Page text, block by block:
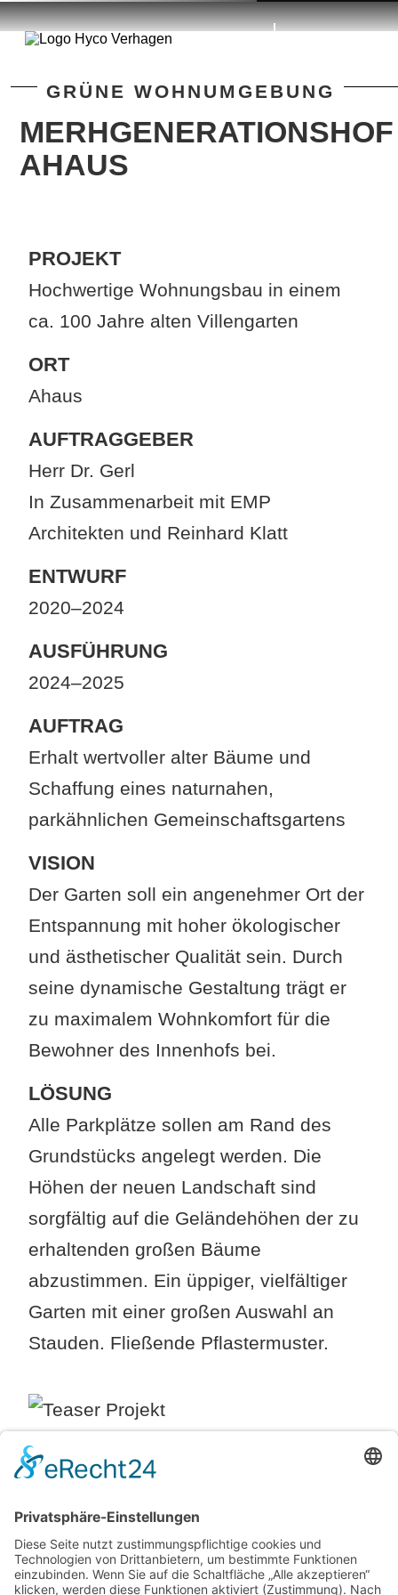
DE NL
✕
Home
Grünflächen &
Grüne
Wohnumgebung
Spielplätze
Partizipationsprojekte
Öffentliche
Plätze
Impressum
Datenschutz
GRÜNE WOHNUMGEBUNG
MERHGENERATIONSHOF
AHAUS
PROJEKT
Hochwertige Wohnungsbau in einem
ca. 100 Jahre alten Villengarten
ORT
Ahaus
AUFTRAGGEBER
Herr Dr. Gerl
In Zusammenarbeit mit EMP
Architekten und Reinhard Klatt
ENTWURF
2020–2024
AUSFÜHRUNG
2024–2025
AUFTRAG
Erhalt wertvoller alter Bäume und
Schaffung eines naturnahen,
parkähnlichen Gemeinschaftsgartens
VISION
Der Garten soll ein angenehmer Ort der
Entspannung mit hoher ökologischer
und ästhetischer Qualität sein. Durch
seine dynamische Gestaltung trägt er
zu maximalem Wohnkomfort für die
Bewohner des Innenhofs bei.
LÖSUNG
Alle Parkplätze sollen am Rand des
Grundstücks angelegt werden. Die
Höhen der neuen Landschaft sind
sorgfältig auf die Geländehöhen der zu
erhaltenden großen Bäume
abzustimmen. Ein üppiger, vielfältiger
Garten mit einer großen Auswahl an
Stauden. Fließende Pflastermuster.